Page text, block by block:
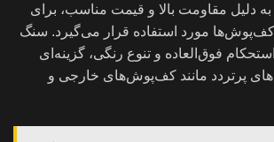
دلیل مقاومت بالا و قیمت مناسب، برای
مورد استفاده قرار می‌گیرد. سنگ
فوق‌العاده و تنوع رنگی، گزینه‌ای
پرتردد مانند کف‌پوش‌های خارجی و